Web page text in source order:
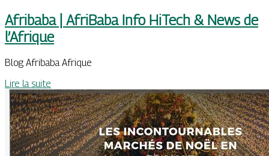
Afribaba | AfriBaba Info HiTech & News de
l’Afrique
Blog Afribaba Afrique
Lire la suite